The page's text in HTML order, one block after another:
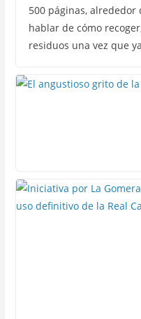
500 páginas, alrededor
hablar de cómo
residuos una vez que